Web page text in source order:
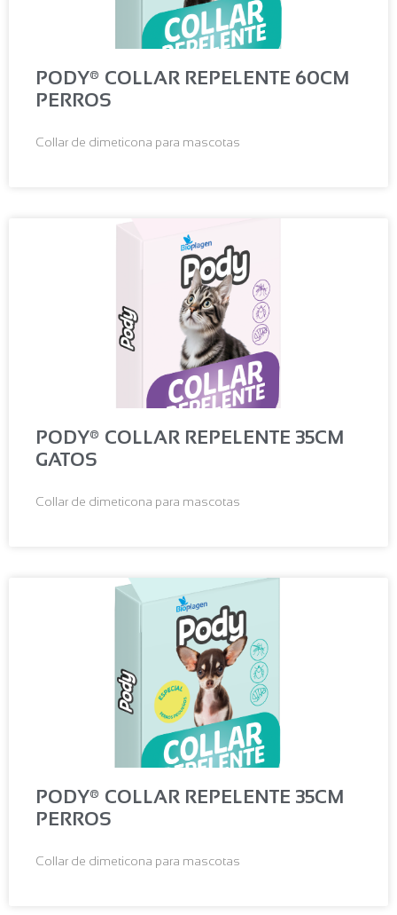
PODY® COLLAR REPELENTE 60CM
PERROS
Collar de dimeticona para mascotas
PODY® COLLAR REPELENTE 35CM
GATOS
Collar de dimeticona para mascotas
PODY® COLLAR REPELENTE 35CM
PERROS
Collar de dimeticona para mascotas